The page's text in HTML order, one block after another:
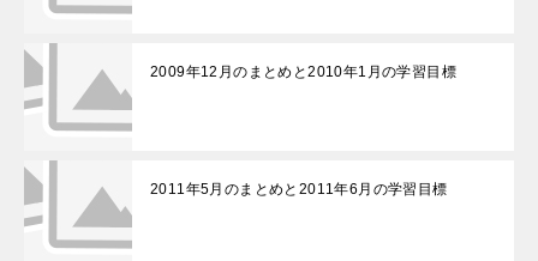
2009年12月のまとめと2010年1月の学習目標
2011年5月のまとめと2011年6月の学習目標